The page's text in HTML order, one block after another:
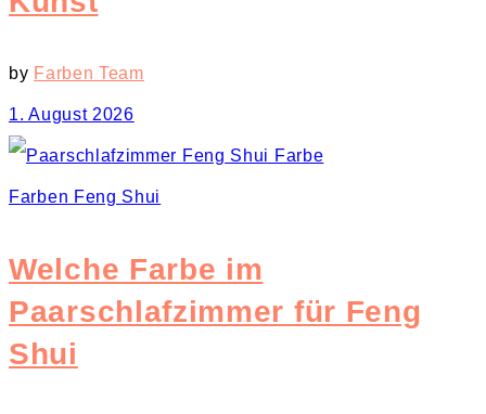
by Farben Team
1. August 2026
Farben Feng Shui
Welche Farbe im
Paarschlafzimmer für Feng
Shui